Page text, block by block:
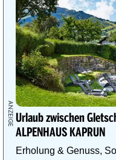
Urlaub zwischen
ALPENHAUS KAPRUN
Erholung & Genuss,